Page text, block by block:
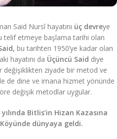
Said Nursî hayatını üç devreye
telif etmeye başlama tarihi olan
bu tarihten 1950’ye kadar olan
hayatını da Üçüncü Said diye
değişiklikten ziyade bir metod ve
de dine ve imana hizmet yönünde
değişik metodlar uygular.
Bitlis’in Hizan Kazasına
dünyaya geldi.